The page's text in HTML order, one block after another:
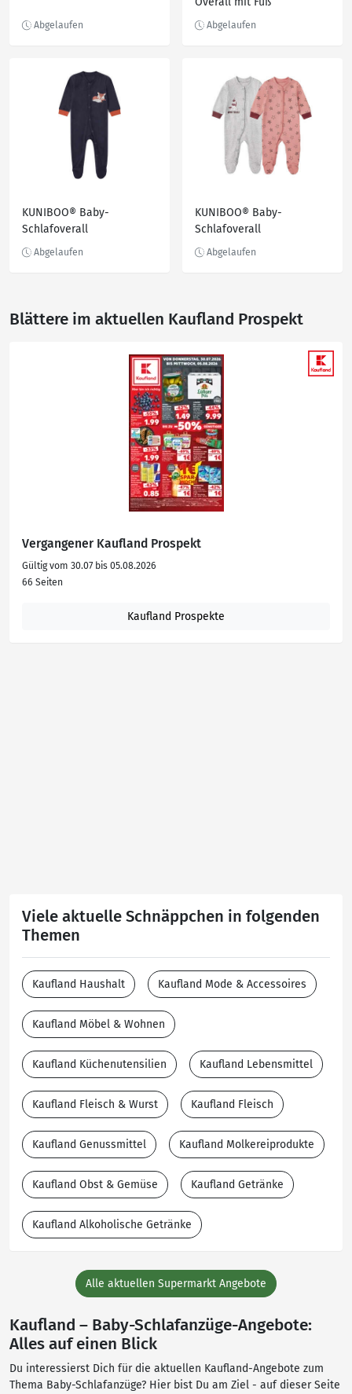
KUNIBOO® Baby-
Schlafoverall
KUNIBOO® Baby-
Schlafoverall
Blättere im aktuellen Kaufland Prospekt
Vergangener Kaufland Prospekt
Gültig vom 30.07 bis 05.08.2026
66 Seiten
Kaufland Prospekte
Viele aktuelle Schnäppchen in folgenden
Themen
Kaufland Haushalt Kaufland Mode & Accessoires
Kaufland Möbel & Wohnen
Kaufland Küchenutensilien Kaufland Lebensmittel
Kaufland Fleisch & Wurst Kaufland Fleisch
Kaufland Genussmittel Kaufland Molkereiprodukte
Kaufland Obst & Gemüse Kaufland Getränke
Kaufland Alkoholische Getränke
Alle aktuellen Supermarkt Angebote
Kaufland – Baby-Schlafanzüge-Angebote:
Alles auf einen Blick
Du interessierst Dich für die aktuellen Kaufland-Angebote zum
Thema Baby-Schlafanzüge? Hier bist Du am Ziel - auf dieser Seite